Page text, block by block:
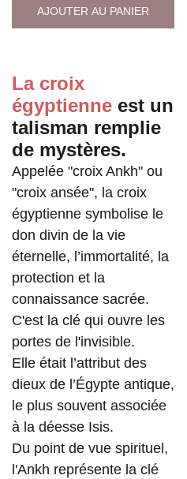
AJOUTER AU PANIER
La croix
égyptienne est un
talisman remplie
de mystères.
Appelée "croix Ankh" ou
"croix ansée", la croix
égyptienne symbolise le
don divin de la vie
éternelle, l’immortalité, la
protection et la
connaissance sacrée.
C'est la clé qui ouvre les
portes de l'invisible.
Elle était l’attribut des
dieux de l’Égypte antique,
le plus souvent associée
à la déesse Isis.
Du point de vue spirituel,
l'Ankh représente la clé